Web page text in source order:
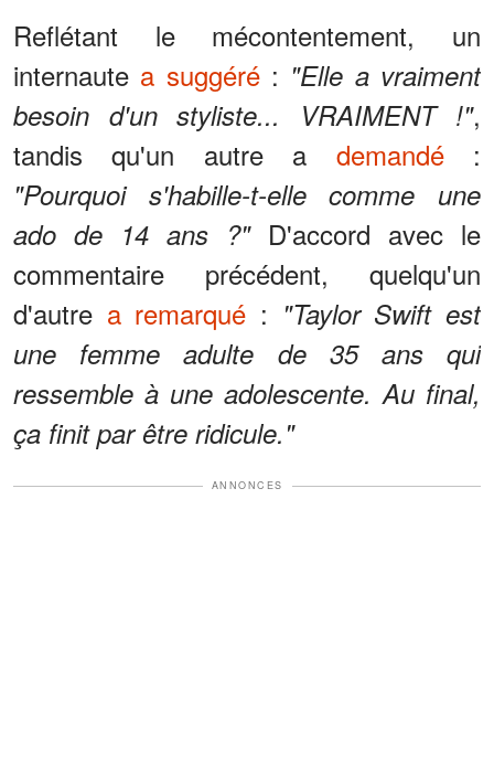
Reflétant le mécontentement, un
internaute a suggéré: "Elle a vraiment
besoin d'un styliste... VRAIMENT !",
tandis qu'un autre a demandé:
"Pourquoi s'habille-t-elle comme une
ado de 14 ans ?"D'accord avec le
commentaire précédent, quelqu'un
d'autre a remarqué : "Taylor Swift est
une femme adulte de 35 ans qui
ressemble à une adolescente. Au final,
ça finit par être ridicule."
ANNONCES